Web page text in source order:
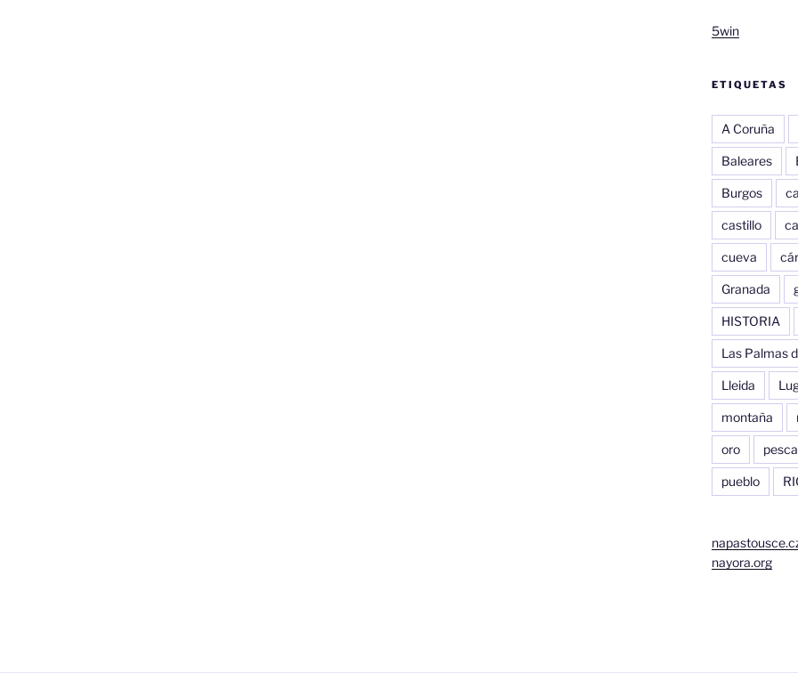
5win
ETIQUETAS
A Coruña
Baleares
Burgos
castillo
cueva
Granada
HISTORIA
Las Palmas
Lleida
montaña
oro pesca
pueblo
nayora.org